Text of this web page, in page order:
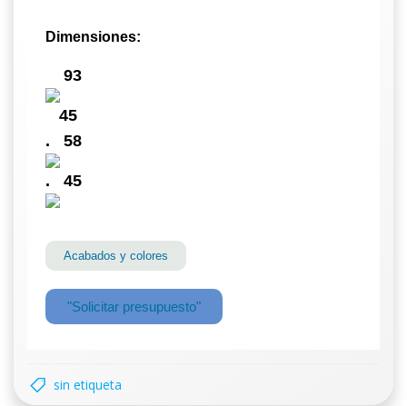
Dimensiones:
93
45
. 58
. 45
Acabados y colores
"Solicitar presupuesto"
sin etiqueta